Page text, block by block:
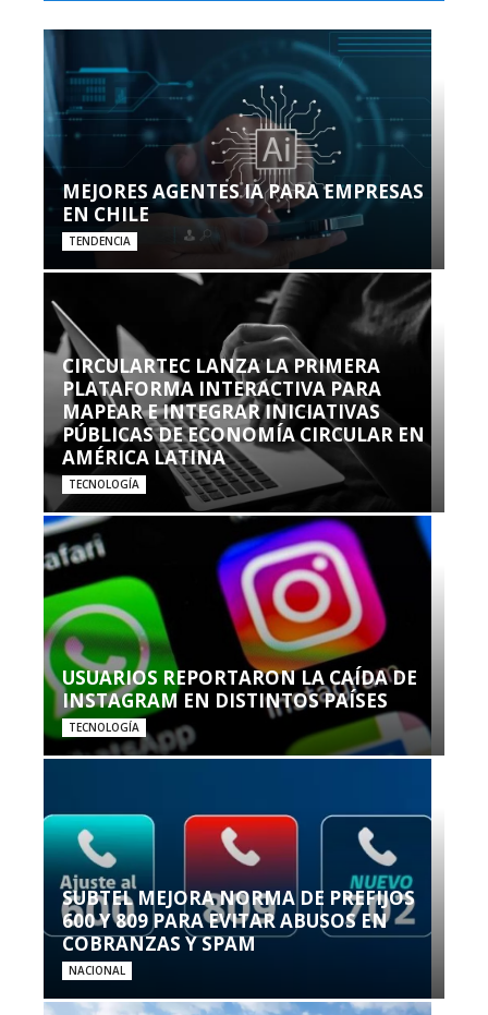
MEJORES AGENTES IA PARA EMPRESAS
EN CHILE
TENDENCIA
CIRCULARTEC LANZA LA PRIMERA
PLATAFORMA INTERACTIVA PARA
MAPEAR E INTEGRAR INICIATIVAS
PÚBLICAS DE ECONOMÍA CIRCULAR EN
AMÉRICA LATINA
TECNOLOGÍA
USUARIOS REPORTARON LA CAÍDA DE
INSTAGRAM EN DISTINTOS PAÍSES
TECNOLOGÍA
SUBTEL MEJORA NORMA DE PREFIJOS
600 Y 809 PARA EVITAR ABUSOS EN
COBRANZAS Y SPAM
NACIONAL